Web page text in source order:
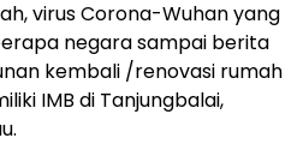
virus Corona-Wuhan yang
negara sampai berita
kembali /renovasi rumah
IMB di Tanjungbalai,